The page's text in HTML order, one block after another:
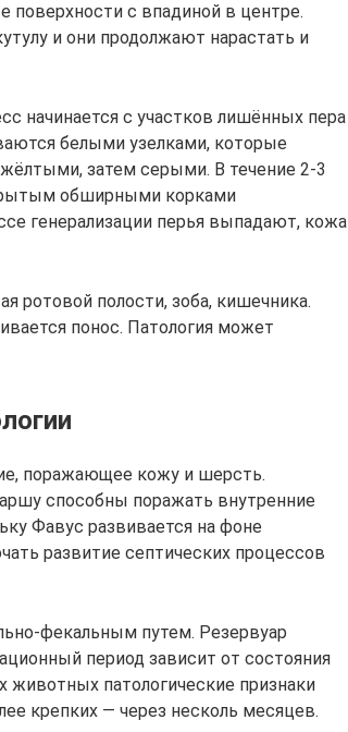
поверхности с впадиной в центре.
и они продолжают нарастать и
начинается с участков лишённых пера
белыми узелками, которые
жёлтыми, затем серыми. В течение 2-3
обширными корками
генерализации перья выпадают, кожа
ротовой полости, зоба, кишечника.
понос. Патология может
поражающее кожу и шерсть.
способны поражать внутренние
Фавус развивается на фоне
развитие септических процессов
фекальным путем. Резервуар
период зависит от состояния
патологические признаки
крепких — через несколь месяцев.